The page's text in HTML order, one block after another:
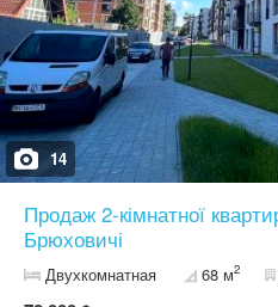
14
Продаж 2-кімнатної
Брюховичі
Двухкомнатная 68 м2